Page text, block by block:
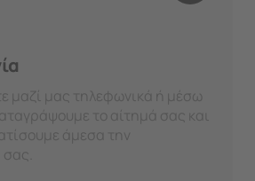
μαζί μας τηλεφωνικά ή μέσω
το αίτημά σας και
άμεσα την